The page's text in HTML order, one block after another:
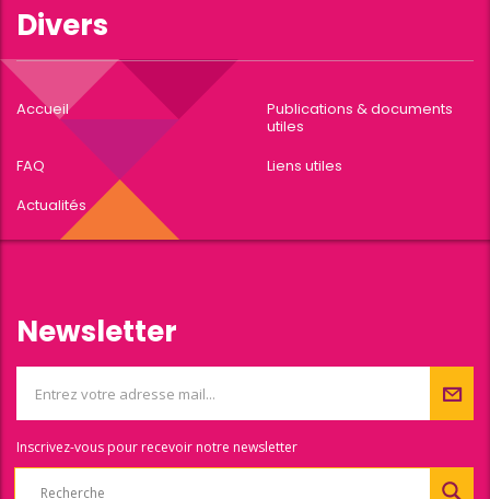
Divers
Accueil
Publications & documents
utiles
FAQ
Liens utiles
Actualités
Newsletter
Inscrivez-vous pour recevoir notre newsletter